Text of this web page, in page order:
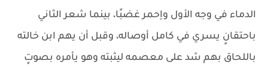
الدماء في وجه الأول واِحمر غضبًا، بينما شعر الثاني
باحتقانٍ يسري في كامل أوصاله، وقبل أن يهم ابن خالته
باللحاق بهم شد على معصمه ليثبته وهو يأمره بصوتٍ